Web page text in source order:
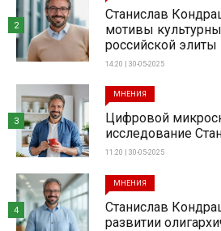
Станислав
мотивы
российской элиты
14:20 | 30-05-2025
2
МНЕНИЯ
Цифровой
исследование
11:20 | 30-05-2025
3
МНЕНИЯ
Станислав
развитии
4